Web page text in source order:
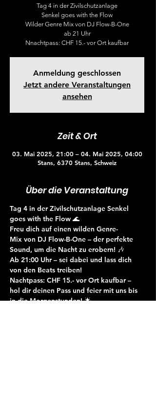
Tag 4 in der Zivilschutzanlage
Senkel goes with the Flow
Wilder Genre Mix von DJ Flow-B-One
ab 21 Uhr
Nnachtpass: CHF 15.- vor Ort kaufbar
Anmeldung geschlossen
Jetzt andere Veranstaltungen
ansehen
Zeit & Ort
03. Mai 2025, 21:00 – 04. Mai 2025, 04:00
Stans, 6370 Stans, Schweiz
Über die Veranstaltung
Tag 4 in der Zivilschutzanlage Senkel
goes with the Flow 🌊
Freu dich auf einen wilden Genre-
Mix von DJ Flow-B-One – der perfekte
Sound, um die Nacht zu erobern! 🎶
Ab 21:00 Uhr – sei dabei und lass dich
von den Beats treiben!
Nachtpass: CHF 15.- vor Ort kaufbar –
hol dir deinen Pass und feier mit uns bis
in die Morgenstunden! 🌟